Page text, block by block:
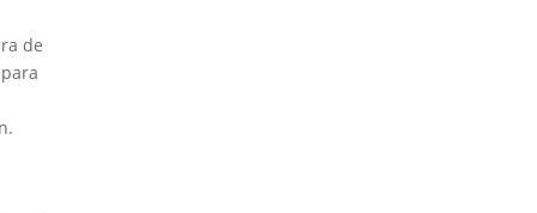
de